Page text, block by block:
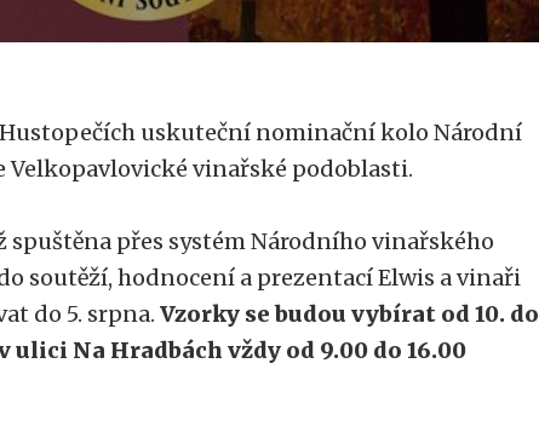
Hustopečích uskuteční nominační kolo Národní
Velkopavlovické vinařské podoblasti.
spuštěna přes systém Národního vinařského
soutěží, hodnocení a prezentací Elwis a vinaři
do 5. srpna.Vzorky se budou vybírat od 10. do
ulici Na Hradbách vždy od 9.00 do 16.00